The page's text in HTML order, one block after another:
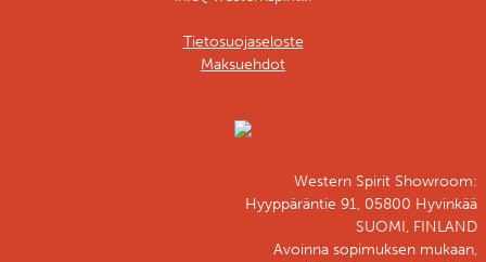
Tietosuojaseloste
Maksuehdot
Western Spirit Showroom:
Hyyppäräntie 91, 05800 Hyvinkää
SUOMI, FINLAND
Avoinna sopimuksen mukaan,